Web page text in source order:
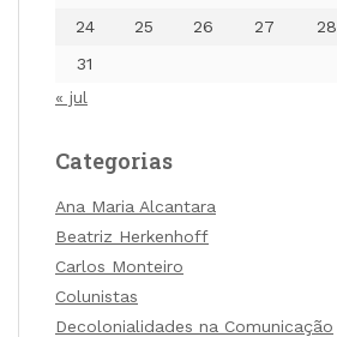
24
25 26 27 28
31
« jul
Categorias
Ana Maria Alcantara
Beatriz Herkenhoff
Carlos Monteiro
Colunistas
Decolonialidades na Comunicação